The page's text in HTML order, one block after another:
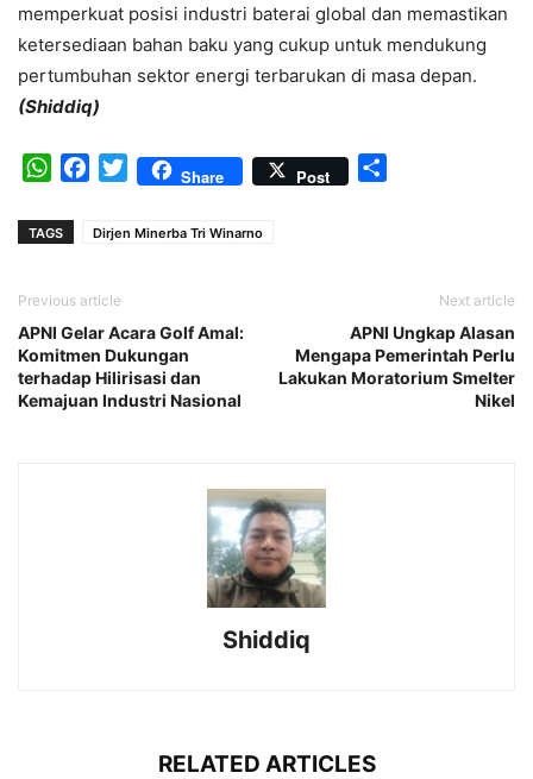
memperkuat posisi industri baterai global dan memastikan
ketersediaan bahan baku yang cukup untuk mendukung
pertumbuhan sektor energi terbarukan di masa depan.
(Shiddiq)
WhatsAppFacebook
TwitterShare Post
TAGS Dirjen Minerba Tri Winarno
Previous article
APNI Gelar Acara Golf Amal:
Komitmen Dukungan
terhadap Hilirisasi dan
Kemajuan Industri Nasional
Next article
APNI Ungkap Alasan
Mengapa Pemerintah Perlu
Lakukan Moratorium Smelter
Nikel
Shiddiq
RELATED ARTICLES